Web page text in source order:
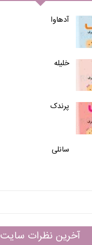
آدهاوا
خلیله
پرندک
سانلی
آخرین نظرات سایت